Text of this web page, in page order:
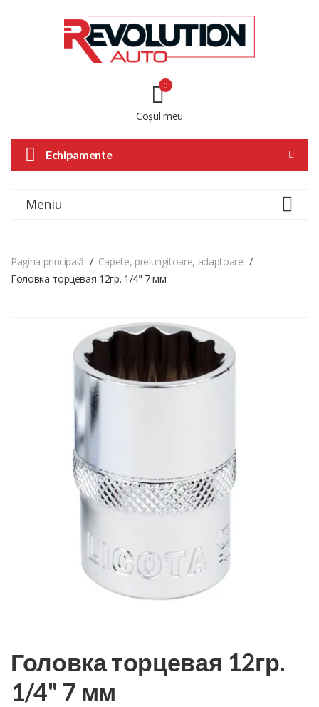
Coșul meu
0
Echipamente
Meniu
Pagina principală
Capete, prelungitoare, adaptoare
Головка торцевая 12гр. 1/4" 7 мм
Головка торцевая 12гр.
1/4" 7 мм